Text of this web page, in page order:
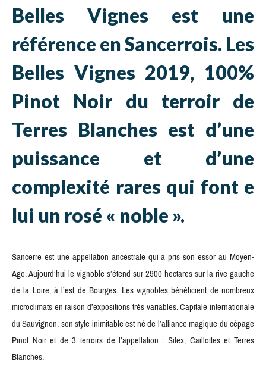
Belles Vignes est une
référence en Sancerrois. Les
Belles Vignes 2019, 100%
Pinot Noir du terroir de
Terres Blanches est d’une
puissance et d’une
complexité rares qui font e
lui un rosé « noble ».
Sancerre est une appellation ancestrale qui a pris son essor au Moyen-
Age. Aujourd’hui le vignoble s’étend sur 2900 hectares sur la rive gauche
de la Loire, à l’est de Bourges. Les vignobles bénéficient de nombreux
microclimats en raison d’expositions très variables. Capitale internationale
du Sauvignon, son style inimitable est né de l’alliance magique du cépage
Pinot Noir et de 3 terroirs de l’appellation : Silex, Caillottes et Terres
Blanches.